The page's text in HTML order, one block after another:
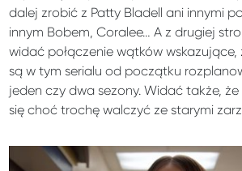
dalej zrobić z Patty Bladell ani innymi
innym Bobem, Coralee… A z drugiej
widać połączenie wątków wskazujące,
są w tym serialu od początku
jeden czy dwa sezony. Widać także,
się choć trochę walczyć ze starymi